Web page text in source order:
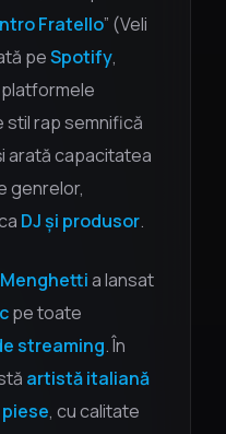
Fratello” (Veli
peSpotify,
stil rap semnifică
arată capacitatea
genrelor,
DJ și produsor.
a lansat
pe toate
streaming. În
artistă italiană
piese, cu calitate